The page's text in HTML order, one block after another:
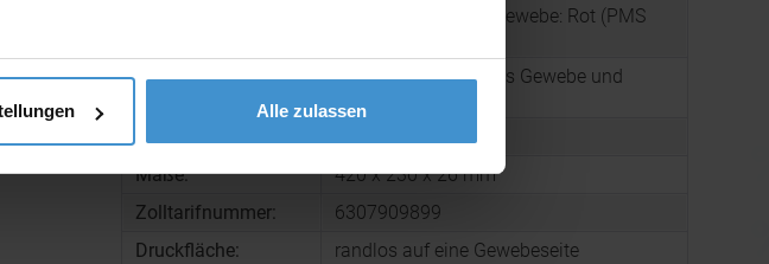
Alle zulassen
Gestell: Mittelblau, Gewebe: Rot (PMS
Beschreibung:
Logo-Handfächer aus Gewebe und
Gewicht:
Maße:
420 x 230 x 26 mm
Zolltarifnummer:
6307909899
Druckfläche:
randlos auf eine Gewebeseite